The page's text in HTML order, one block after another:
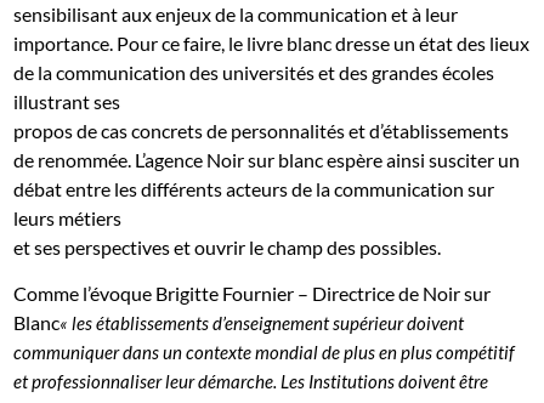
sensibilisant aux enjeux de la communication et à leur
importance. Pour ce faire, le livre blanc dresse un état des lieux
de la communication des universités et des grandes écoles
illustrant ses
propos de cas concrets de personnalités et d’établissements
de renommée. L’agence Noir sur blanc espère ainsi susciter un
débat entre les différents acteurs de la communication sur
leurs métiers
et ses perspectives et ouvrir le champ des possibles.
Comme l’évoque Brigitte Fournier – Directrice de Noir sur
Blanc« les établissements d’enseignement supérieur doivent
communiquer dans un contexte mondial de plus en plus compétitif
et professionnaliser leur démarche. Les Institutions doivent être